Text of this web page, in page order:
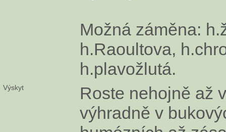
Možná záměna:
h.Raoultova,
h.plavožlutá.
Výskyt
Roste nehojně až
výhradně v